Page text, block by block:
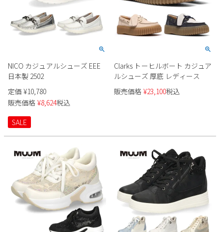
NICO カジュアルシューズ EEE
日本製 2502
定価 ¥10,780
販売価格 ¥8,624税込
SALE
Clarks トーヒルボート カジュア
ルシューズ 厚底 レディース
販売価格 ¥23,100税込